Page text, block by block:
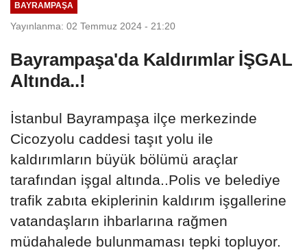
BAYRAMPAŞA
Yayınlanma: 02 Temmuz 2024 - 21:20
Bayrampaşa'da Kaldırımlar İŞGAL
Altında..!
İstanbul Bayrampaşa ilçe merkezinde
Cicozyolu caddesi taşıt yolu ile
kaldırımların büyük bölümü araçlar
tarafından işgal altında..Polis ve belediye
trafik zabıta ekiplerinin kaldırım işgallerine
vatandaşların ihbarlarına rağmen
müdahalede bulunmaması tepki topluyor.